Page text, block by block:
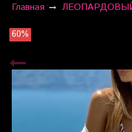
Главная
60%